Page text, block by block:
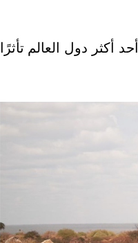
أكثر دول العالم تأثرًا